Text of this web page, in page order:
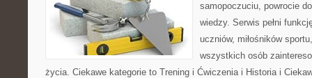
samopoczuciu, powrocie
wiedzy. Serwis pełni
uczniów, miłośników
wszystkich osób
życia. Ciekawe kategorie to Trening i Ćwiczenia i Historia i